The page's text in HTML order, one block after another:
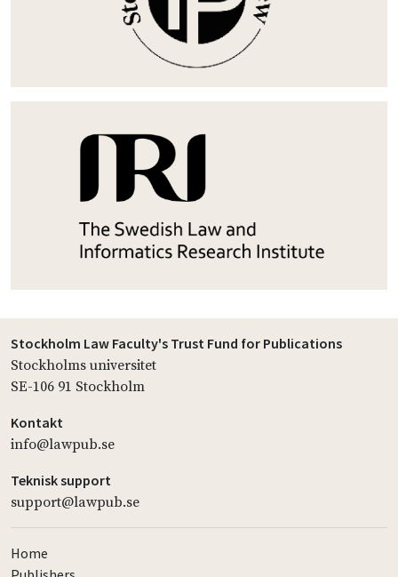
Stockholm Law Faculty's Trust Fund for Publications
Stockholms universitet
SE-106 91 Stockholm
Kontakt
info@lawpub.se
Teknisk support
support@lawpub.se
Home